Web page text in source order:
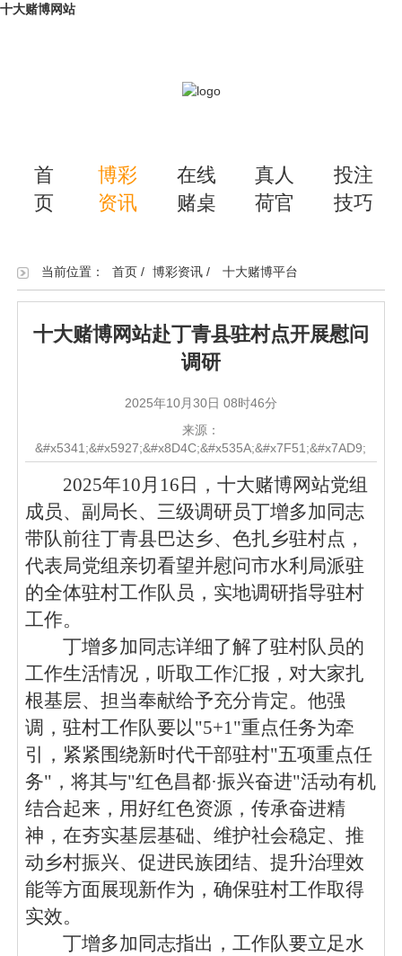
十大赌博网站
首
页
博彩
资讯
在线
赌桌
真人
荷官
投注
技巧
当前位置： 首页/ 博彩资讯/ 十大赌博平台
十大赌博网站赴丁青县驻村点开展慰问
调研
2025年10月30日 08时46分
来源：
&#x5341;&#x5927;&#x8D4C;&#x535A;&#x7F51;&#x7AD9;
2025年10月16日，十大赌博网站党组
成员、副局长、三级调研员丁增多加同志
带队前往丁青县巴达乡、色扎乡驻村点，
代表局党组亲切看望并慰问市水利局派驻
的全体驻村工作队员，实地调研指导驻村
工作。
丁增多加 同志详细了解了驻村队员的
工作生活情况，听取工作汇报，对大家扎
根基层、担当奉献给予充分肯定。 他强
调，驻村工作队要以"5+1"重点任务为牵
引，紧紧围绕新时代干部驻村"五项重点任
务"，将其与"红色昌都·振兴奋进"活动有机
结合起来，用好红色资源，传承奋进精
神，在夯实基层基础、维护社会稳定、推
动乡村振兴、促进民族团结、提升治理效
能等方面展现新作为，确保驻村工作取得
实效。
丁增多加 同志指出，工作队要立足水